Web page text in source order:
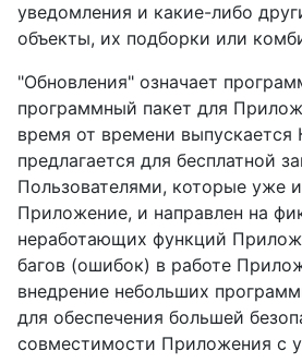
уведомления и какие-либо
объекты, их подборки или
"Обновления" означает
программный пакет для
время от времени выпускается
предлагается для бесплатной
Пользователями, которые уже
Приложение, и направлен на
неработающих функций
багов (ошибок) в работе
внедрение небольших
для обеспечения большей
совместимости Приложения с